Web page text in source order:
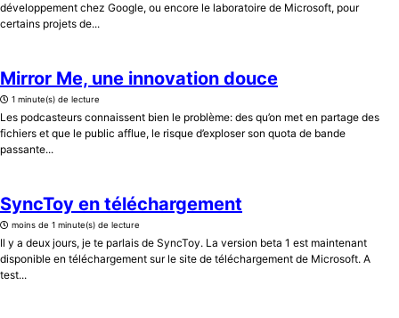
développement chez Google, ou encore le laboratoire de Microsoft, pour
certains projets de...
Mirror Me, une innovation douce
1 minute(s) de lecture
Les podcasteurs connaissent bien le problème: des qu’on met en partage des
fichiers et que le public afflue, le risque d’exploser son quota de bande
passante...
SyncToy en téléchargement
moins de 1 minute(s) de lecture
Il y a deux jours, je te parlais de SyncToy. La version beta 1 est maintenant
disponible en téléchargement sur le site de téléchargement de Microsoft. A
test...